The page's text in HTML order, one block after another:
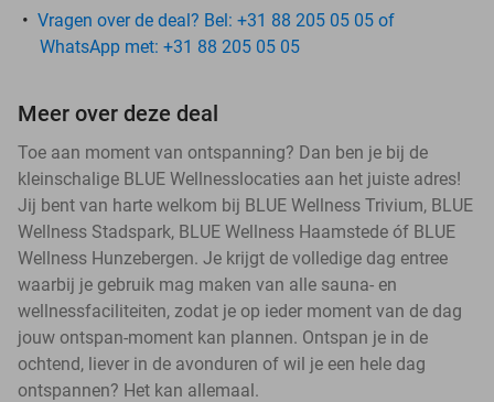
Vragen over de deal? Bel: +31 88 205 05 05 of
WhatsApp met: +31 88 205 05 05
Meer over deze deal
Toe aan moment van ontspanning? Dan ben je bij de
kleinschalige BLUE Wellnesslocaties aan het juiste adres!
Jij bent van harte welkom bij BLUE Wellness Trivium, BLUE
Wellness Stadspark, BLUE Wellness Haamstede óf BLUE
Wellness Hunzebergen. Je krijgt de volledige dag entree
waarbij je gebruik mag maken van alle sauna- en
wellnessfaciliteiten, zodat je op ieder moment van de dag
jouw ontspan-moment kan plannen. Ontspan je in de
ochtend, liever in de avonduren of wil je een hele dag
ontspannen? Het kan allemaal.